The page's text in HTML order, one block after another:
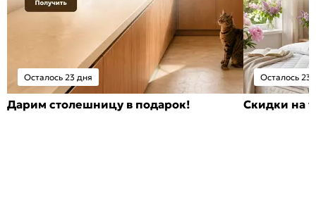
Осталось 23 дня
Дарим столешницу в подарок!
Осталось 23
Скидки на